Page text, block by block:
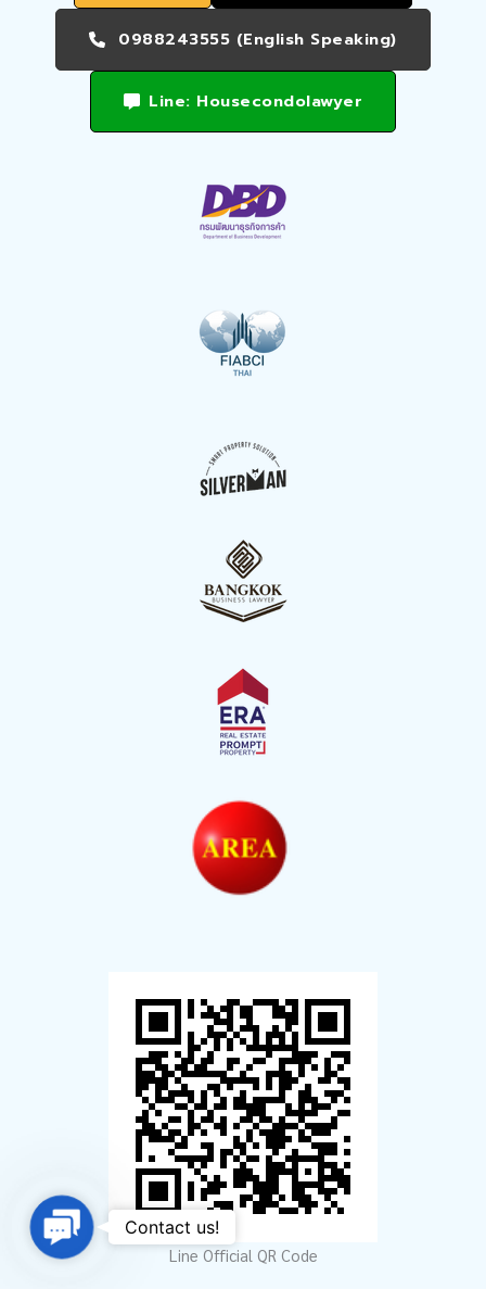
0988243555 (English Speaking)
Line: Housecondolawyer
Line Official QR Code
Contact
Us
Contact us!